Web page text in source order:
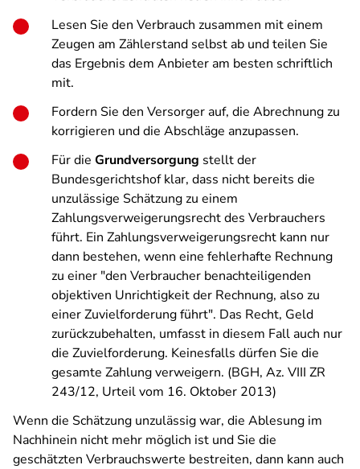
Lesen Sie den Verbrauch zusammen mit einem
Zeugen am Zählerstand selbst ab und teilen Sie
das Ergebnis dem Anbieter am besten schriftlich
mit.
Fordern Sie den Versorger auf, die Abrechnung zu
korrigieren und die Abschläge anzupassen.
Für die Grundversorgung stellt der
Bundesgerichtshof klar, dass nicht bereits die
unzulässige Schätzung zu einem
Zahlungsverweigerungsrecht des Verbrauchers
führt. Ein Zahlungsverweigerungsrecht kann nur
dann bestehen, wenn eine fehlerhafte Rechnung
zu einer "den Verbraucher benachteiligenden
objektiven Unrichtigkeit der Rechnung, also zu
einer Zuvielforderung führt". Das Recht, Geld
zurückzubehalten, umfasst in diesem Fall auch nur
die Zuvielforderung. Keinesfalls dürfen Sie die
gesamte Zahlung verweigern. (BGH, Az. VIII ZR
243/12, Urteil vom 16. Oktober 2013)
Wenn die Schätzung unzulässig war, die Ablesung im
Nachhinein nicht mehr möglich ist und Sie die
geschätzten Verbrauchswerte bestreiten, dann kann auch